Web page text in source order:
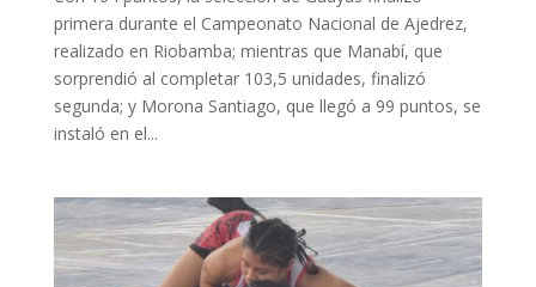
primera durante el Campeonato Nacional de Ajedrez,
realizado en Riobamba; mientras que Manabí, que
sorprendió al completar 103,5 unidades, finalizó
segunda; y Morona Santiago, que llegó a 99 puntos, se
instaló en el...